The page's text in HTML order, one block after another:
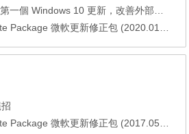
，改善外部裝置安全性、解決HTTPS安全漏洞、印表機呼叫(RPC)漏洞
微軟更新修正包 (2020.01月份)
微軟更新修正包 (2017.05月份)